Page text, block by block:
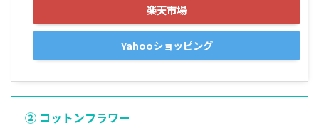
楽天市場
Yahooショッピング
② コットンフラワー